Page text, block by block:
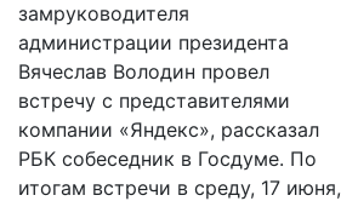
замруководителя
администрации президента
Вячеслав Володин провел
встречу с представителями
компании «Яндекс», рассказал
РБК собеседник в Госдуме. По
итогам встречи в среду, 17 июня,